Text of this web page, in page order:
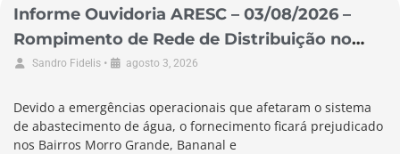
Informe Ouvidoria ARESC – 03/08/2026 –
Rompimento de Rede de Distribuição no
Município de Laguna
Sandro Fidelis • agosto 3, 2026
Devido a emergências operacionais que afetaram o sistema
de abastecimento de água, o fornecimento ficará prejudicado
nos Bairros Morro Grande, Bananal e